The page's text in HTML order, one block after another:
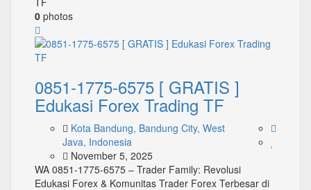
0 photos
0851-1775-6575 [ GRATIS ]
Edukasi Forex Trading TF
Kota Bandung, Bandung City, West
Java, Indonesia
November 5, 2025
WA 0851-1775-6575 – Trader Family: Revolusi
Edukasi Forex & Komunitas Trader Forex Terbesar di